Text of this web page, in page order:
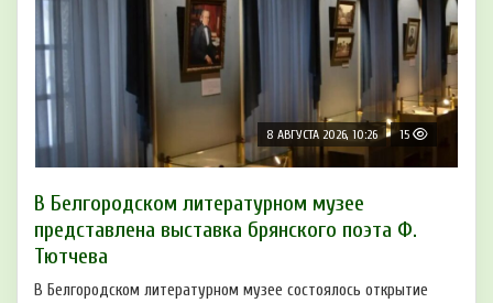
8 АВГУСТА 2026, 10:26 15
В Белгородском литературном музее
представлена выставка брянского поэта Ф.
Тютчева
В Белгородском литературном музее состоялось открытие